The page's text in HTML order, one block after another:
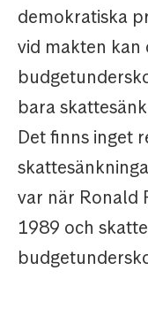
demokratiska
vid makten kan
bara
Det finns inget
var när Ronald
1989 och